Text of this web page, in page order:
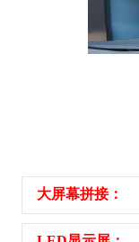
大屏幕拼接：